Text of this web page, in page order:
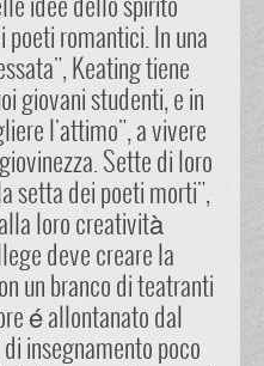
idee dello spirito
poeti romantici. In una
Keating tiene
giovani studenti, e in
l'attimo", a vivere
Sette di loro
setta dei poeti morti",
loro creatività
deve creare la
un branco di teatranti
é allontanato dal
insegnamento poco